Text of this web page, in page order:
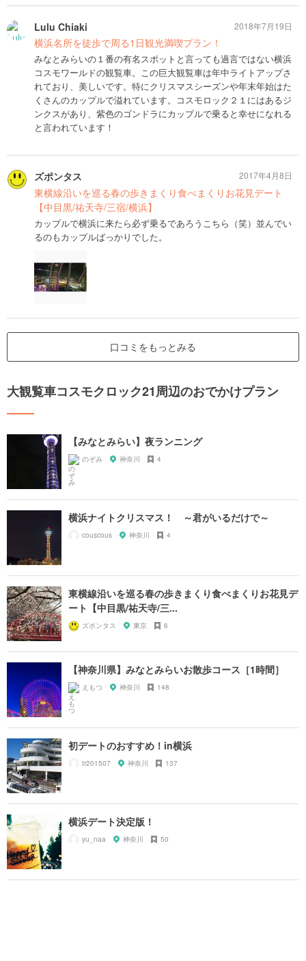
Lulu Chiaki
横浜名所を徒歩で周る1日観光満喫プラン！
みなとみらいの１番の有名スポットと言っても過言ではない横浜
コスモワールドの観覧車。この巨大観覧車は年中ライトアップさ
れており、美しいです。特にクリスマスシーズンや年末年始はた
くさんのカップルで溢れています。コスモロック２１にはあるジ
ンクスがあり、紫色のゴンドラにカップルで乗ると幸せになれる
と言われています！
2018年7月19日
ズポンタス
東横線沿いを巡る春の歩きまくり食べまくりお花見デート
【中目黒/祐天寺/三宿/横浜】
カップルで横浜に来たら必ず乗るであろうこちら（笑）並んでい
るのもカップルばっかりでした。
2017年4月8日
口コミをもっとみる
大観覧車コスモクロック21周辺のおでかけプラン
【みなとみらい】夜ランニング
のぞみ 神奈川 4
横浜ナイトクリスマス！ ～君がいるだけで～
couscous 神奈川 4
東横線沿いを巡る春の歩きまくり食べまくりお花見デ
ート【中目黒/祐天寺/三...
ズポンタス 東京 6
【神奈川県】みなとみらいお散歩コース［1時間］
えもつ 神奈川 148
初デートのおすすめ！in横浜
tr201507 神奈川 137
横浜デート決定版！
yu_naa 神奈川 50